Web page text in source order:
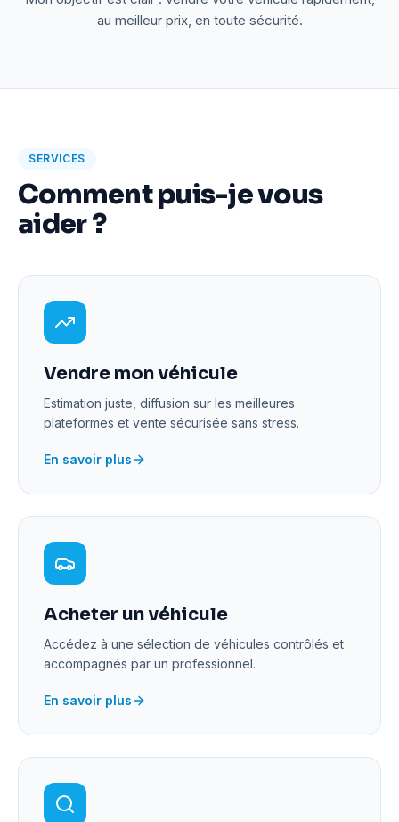
au meilleur prix, en toute sécurité.
SERVICES
Comment puis-je vous
aider ?
Vendre mon véhicule
Estimation juste, diffusion sur les meilleures
plateformes et vente sécurisée sans stress.
En savoir plus
Acheter un véhicule
Accédez à une sélection de véhicules contrôlés et
accompagnés par un professionnel.
En savoir plus